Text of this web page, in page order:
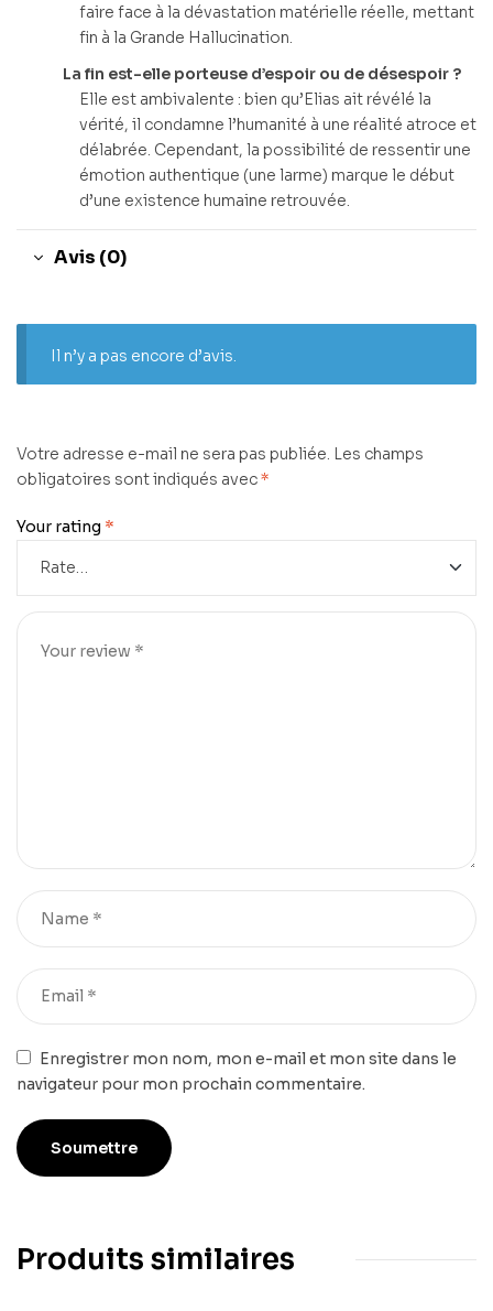
faire face à la dévastation matérielle réelle, mettant
fin à la Grande Hallucination.
La fin est-elle porteuse d’espoir ou de désespoir ?
Elle est ambivalente : bien qu’Elias ait révélé la
vérité, il condamne l’humanité à une réalité atroce et
délabrée. Cependant, la possibilité de ressentir une
émotion authentique (une larme) marque le début
d’une existence humaine retrouvée.
Avis (0)
Il n’y a pas encore d’avis.
Votre adresse e-mail ne sera pas publiée. Les champs
obligatoires sont indiqués avec*
Your rating *
Enregistrer mon nom, mon e-mail et mon site dans le
navigateur pour mon prochain commentaire.
Produits similaires